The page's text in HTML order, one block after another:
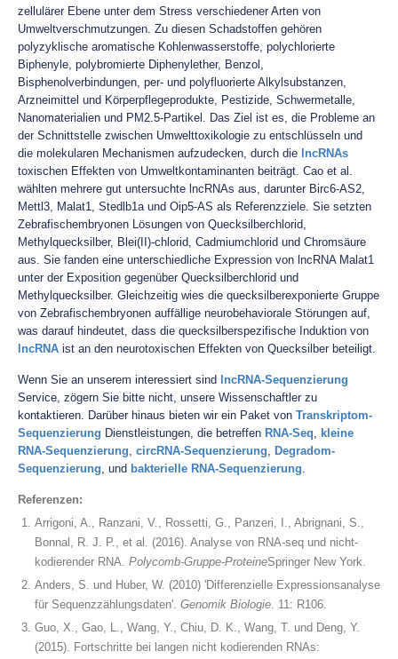
zellulärer Ebene unter dem Stress verschiedener Arten von
Umweltverschmutzungen. Zu diesen Schadstoffen gehören
polyzyklische aromatische Kohlenwasserstoffe, polychlorierte
Biphenyle, polybromierte Diphenylether, Benzol,
Bisphenolverbindungen, per- und polyfluorierte Alkylsubstanzen,
Arzneimittel und Körperpflegeprodukte, Pestizide, Schwermetalle,
Nanomaterialien und PM2.5-Partikel. Das Ziel ist es, die Probleme an
der Schnittstelle zwischen Umwelttoxikologie zu entschlüsseln und
die molekularen Mechanismen aufzudecken, durch die lncRNAs
toxischen Effekten von Umweltkontaminanten beiträgt. Cao et al.
wählten mehrere gut untersuchte lncRNAs aus, darunter Birc6-AS2,
Mettl3, Malat1, Stedlb1a und Oip5-AS als Referenzziele. Sie setzten
Zebrafischembryonen Lösungen von Quecksilberchlorid,
Methylquecksilber, Blei(II)-chlorid, Cadmiumchlorid und Chromsäure
aus. Sie fanden eine unterschiedliche Expression von lncRNA Malat1
unter der Exposition gegenüber Quecksilberchlorid und
Methylquecksilber. Gleichzeitig wies die quecksilberexponierte Gruppe
von Zebrafischembryonen auffällige neurobehaviorale Störungen auf,
was darauf hindeutet, dass die quecksilberspezifische Induktion von
lncRNA ist an den neurotoxischen Effekten von Quecksilber beteiligt.
Wenn Sie an unserem interessiert sind
lncRNA-Sequenzierung
Service, zögern Sie bitte nicht, unsere Wissenschaftler zu
kontaktieren. Darüber hinaus bieten wir ein Paket von Transkriptom-
Sequenzierung Dienstleistungen, die betreffen RNA-Seq, kleine
RNA-Sequenzierung, circRNA-Sequenzierung, Degradom-
Sequenzierung, und bakterielle RNA-Sequenzierung.
Referenzen:
Arrigoni, A., Ranzani, V., Rossetti, G., Panzeri, I., Abrignani, S.,
Bonnal, R. J. P., et al. (2016). Analyse von RNA-seq und nicht-
kodierender RNA. Polycomb-Gruppe-ProteineSpringer New York.
Anders, S. und Huber, W. (2010) 'Differenzielle Expressionsanalyse
für Sequenzzählungsdaten'. Genomik Biologie. 11: R106.
Guo, X., Gao, L., Wang, Y., Chiu, D. K., Wang, T. und Deng, Y.
(2015). Fortschritte bei langen nicht kodierenden RNAs: